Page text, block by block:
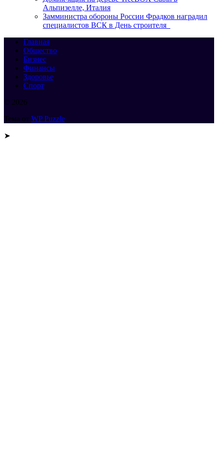
Альпизелле, Италия
Замминистра обороны России Фрадков наградил
специалистов ВСК в День строителя
Главная
Общество
Бизнес
Финансы
Здоровье
Спорт
© 2026
Тема от WP Puzzle
➤